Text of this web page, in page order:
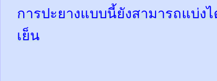
การปะยางแบบนี้ยังสามารถแบ่ง
เย็น